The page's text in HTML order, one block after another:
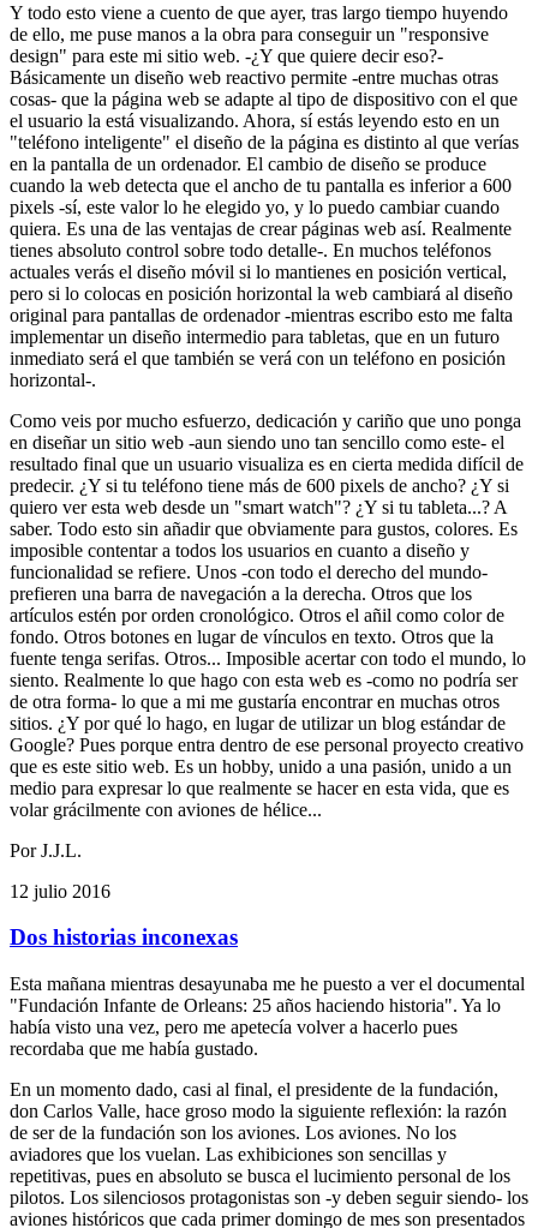
Y todo esto viene a cuento de que ayer, tras largo tiempo huyendo
de ello, me puse manos a la obra para conseguir un "responsive
design" para este mi sitio web. -¿Y que quiere decir eso?-
Básicamente un diseño web reactivo permite -entre muchas otras
cosas- que la página web se adapte al tipo de dispositivo con el que
el usuario la está visualizando. Ahora, sí estás leyendo esto en un
"teléfono inteligente" el diseño de la página es distinto al que verías
en la pantalla de un ordenador. El cambio de diseño se produce
cuando la web detecta que el ancho de tu pantalla es inferior a 600
pixels -sí, este valor lo he elegido yo, y lo puedo cambiar cuando
quiera. Es una de las ventajas de crear páginas web así. Realmente
tienes absoluto control sobre todo detalle-. En muchos teléfonos
actuales verás el diseño móvil si lo mantienes en posición vertical,
pero si lo colocas en posición horizontal la web cambiará al diseño
original para pantallas de ordenador -mientras escribo esto me falta
implementar un diseño intermedio para tabletas, que en un futuro
inmediato será el que también se verá con un teléfono en posición
horizontal-.
Como veis por mucho esfuerzo, dedicación y cariño que uno ponga
en diseñar un sitio web -aun siendo uno tan sencillo como este- el
resultado final que un usuario visualiza es en cierta medida difícil de
predecir. ¿Y si tu teléfono tiene más de 600 pixels de ancho? ¿Y si
quiero ver esta web desde un "smart watch"? ¿Y si tu tableta...? A
saber. Todo esto sin añadir que obviamente para gustos, colores. Es
imposible contentar a todos los usuarios en cuanto a diseño y
funcionalidad se refiere. Unos -con todo el derecho del mundo-
prefieren una barra de navegación a la derecha. Otros que los
artículos estén por orden cronológico. Otros el añil como color de
fondo. Otros botones en lugar de vínculos en texto. Otros que la
fuente tenga serifas. Otros... Imposible acertar con todo el mundo, lo
siento. Realmente lo que hago con esta web es -como no podría ser
de otra forma- lo que a mi me gustaría encontrar en muchas otros
sitios. ¿Y por qué lo hago, en lugar de utilizar un blog estándar de
Google? Pues porque entra dentro de ese personal proyecto creativo
que es este sitio web. Es un hobby, unido a una pasión, unido a un
medio para expresar lo que realmente se hacer en esta vida, que es
volar grácilmente con aviones de hélice...
Por J.J.L.
12 julio 2016
Dos historias inconexas
Esta mañana mientras desayunaba me he puesto a ver el documental
"Fundación Infante de Orleans: 25 años haciendo historia". Ya lo
había visto una vez, pero me apetecía volver a hacerlo pues
recordaba que me había gustado.
En un momento dado, casi al final, el presidente de la fundación,
don Carlos Valle, hace groso modo la siguiente reflexión: la razón
de ser de la fundación son los aviones. Los aviones. No los
aviadores que los vuelan. Las exhibiciones son sencillas y
repetitivas, pues en absoluto se busca el lucimiento personal de los
pilotos. Los silenciosos protagonistas son -y deben seguir siendo- los
aviones históricos que cada primer domingo de mes son presentados